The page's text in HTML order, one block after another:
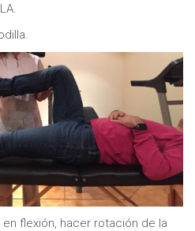
flexión, hacer rotación de la